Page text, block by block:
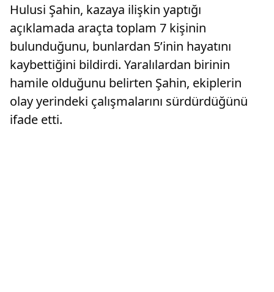
Hulusi Şahin, kazaya ilişkin yaptığı
açıklamada araçta toplam 7 kişinin
bulunduğunu, bunlardan 5’inin hayatını
kaybettiğini bildirdi. Yaralılardan birinin
hamile olduğunu belirten Şahin, ekiplerin
olay yerindeki çalışmalarını sürdürdüğünü
ifade etti.